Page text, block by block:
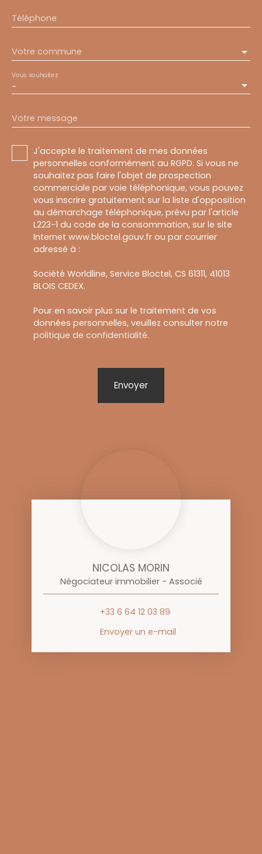
Téléphone
Votre commune
-
Vous souhaitez
Votre message
J'accepte le traitement de mes données
personnelles conformément au RGPD. Si vous ne
souhaitez pas faire l'objet de prospection
commerciale par voie téléphonique, vous pouvez
vous inscrire gratuitement sur la liste d'opposition
au démarchage téléphonique, prévu par l'article
L223-1 du code de la consommation, sur le site
Internet www.bloctel.gouv.fr ou par courrier
adressé à :
Société Worldline, Service Bloctel, CS 61311, 41013
BLOIS CEDEX.
Pour en savoir plus sur le traitement de vos
données personnelles, veuillez consulter notre
politique de confidentialité.
Envoyer
NICOLAS MORIN
Négociateur immobilier - Associé
+33 6 64 12 03 89
Envoyer un e-mail